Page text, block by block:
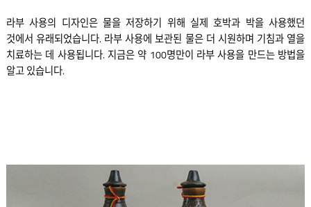
라부 사용의 디자인은 물을 저장하기 위해 실제 호박과 박을 사용했던
것에서 유래되었습니다. 라부 사용에 보관된 물은 더 시원하며 기침과 열을
치료하는 데 사용됩니다. 지금은 약 100명만이 라부 사용을 만드는 방법을
알고 있습니다.